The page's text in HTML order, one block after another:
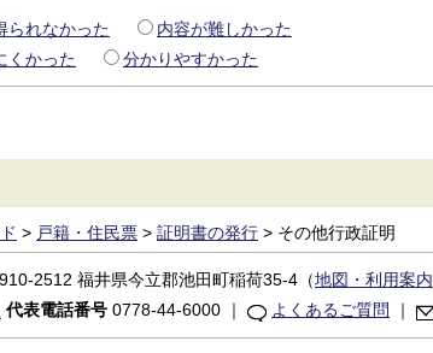
られなかった
内容が難しかった
くかった
分かりやすかった
> 戸籍・住民票 > 証明書の発行 > その他行政証明
2512 福井県今立郡池田町稲荷35-4 （地図・利用案内
代表電話番号 0778-44-6000 ｜ よくあるご質問 ｜